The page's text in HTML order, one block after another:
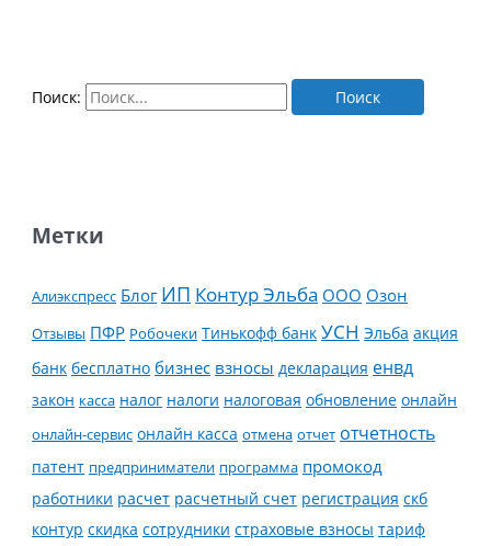
Поиск:
Метки
Алиэкспресс Блог ИП Контур Эльба ООО Озон
Отзывы ПФР Робочеки Тинькофф банк УСН Эльба акция
банк бесплатно бизнес взносы декларация енвд
закон касса налог налоги налоговая обновление онлайн
онлайн-сервис онлайн касса отмена отчет отчетность
патент предприниматели программа промокод
работники расчет расчетный счет регистрация скб
контур скидка сотрудники страховые взносы тариф